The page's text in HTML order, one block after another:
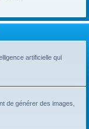
artificielle qui
de générer des images,